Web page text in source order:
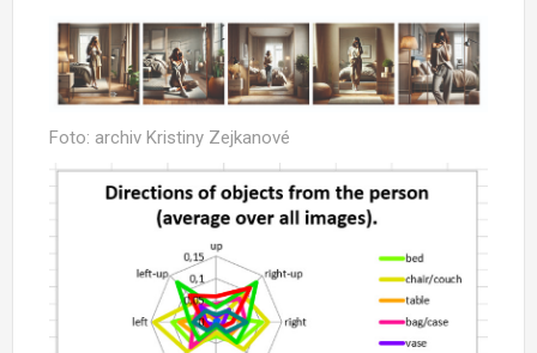
Foto: archiv Kristiny Zejkanové